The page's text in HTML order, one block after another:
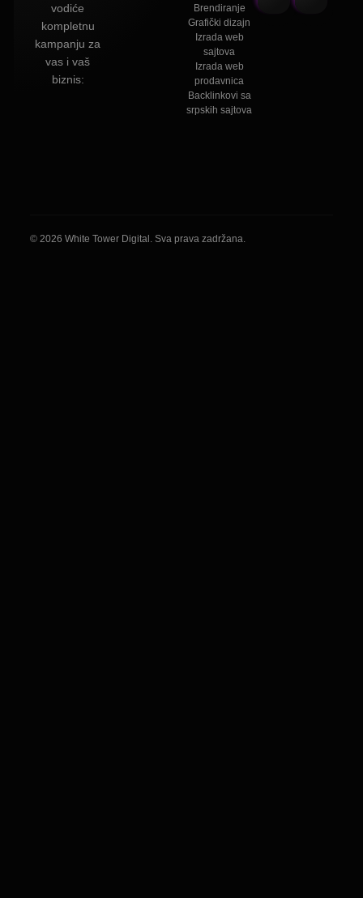
vodiće
kompletnu
kampanju za
vas i vaš
biznis:
Brendiranje
Grafički dizajn
Izrada web
sajtova
Izrada web
prodavnica
Backlinkovi sa
srpskih sajtova
© 2026 White Tower Digital. Sva prava zadržana.